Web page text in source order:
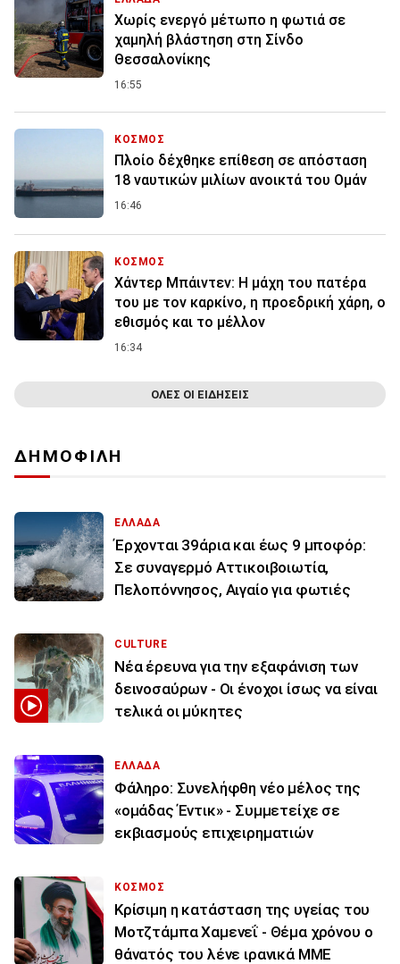
Χωρίς ενεργό μέτωπο η φωτιά σε
χαμηλή βλάστηση στη Σίνδο
Θεσσαλονίκης
16:55
ΚΟΣΜΟΣ
Πλοίο δέχθηκε επίθεση σε απόσταση
18 ναυτικών μιλίων ανοικτά του Ομάν
16:46
ΚΟΣΜΟΣ
Χάντερ Μπάιντεν: Η μάχη του πατέρα
του με τον καρκίνο, η προεδρική χάρη, ο
εθισμός και το μέλλον
16:34
ΟΛΕΣ ΟΙ ΕΙΔΗΣΕΙΣ
ΔΗΜΟΦΙΛΗ
ΕΛΛΑΔΑ
Έρχονται 39άρια και έως 9 μποφόρ:
Σε συναγερμό Αττικοιβοιωτία,
Πελοπόννησος, Αιγαίο για φωτιές
CULTURE
Νέα έρευνα για την εξαφάνιση των
δεινοσαύρων - Οι ένοχοι ίσως να είναι
τελικά οι μύκητες
ΕΛΛΑΔΑ
Φάληρο: Συνελήφθη νέο μέλος της
«ομάδας Έντικ» - Συμμετείχε σε
εκβιασμούς επιχειρηματιών
ΚΟΣΜΟΣ
Κρίσιμη η κατάσταση της υγείας του
Μοτζτάμπα Χαμενεΐ - Θέμα χρόνου ο
θάνατός του λένε ιρανικά ΜΜΕ